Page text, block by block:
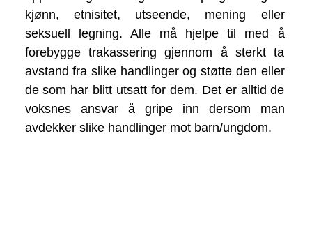
kjønn, etnisitet, utseende, mening eller
seksuell legning. Alle må hjelpe til med å
forebygge trakassering gjennom å sterkt ta
avstand fra slike handlinger og støtte den eller
de som har blitt utsatt for dem. Det er alltid de
voksnes ansvar å gripe inn dersom man
avdekker slike handlinger mot barn/ungdom.